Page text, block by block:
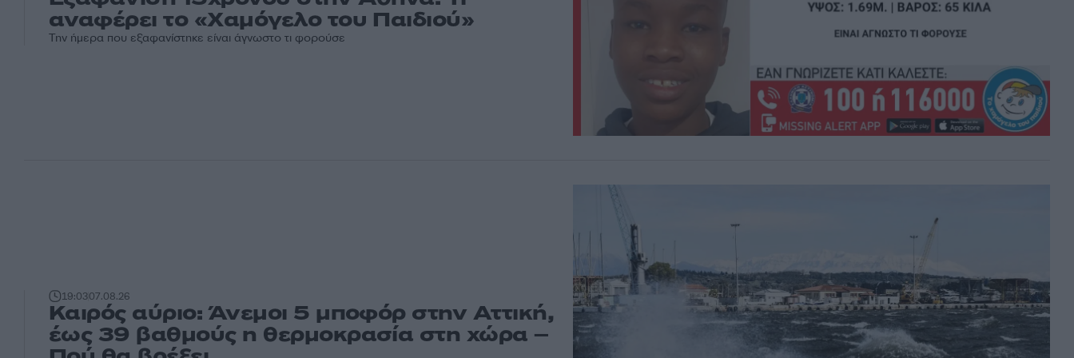
αναφέρει το «Χαμόγελο του Παιδιού»
Την ήμερα που εξαφανίστηκε είναι άγνωστο τι φορούσε
19:0307.08.26
Καιρός αύριο: Άνεμοι 5 μποφόρ στην Αττική,
έως 39 βαθμούς η θερμοκρασία στη χώρα –